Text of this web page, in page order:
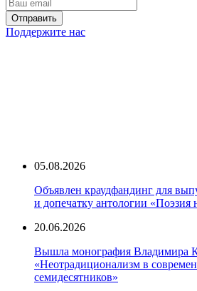
Отправить
Поддержите нас
05.08.2026
Объявлен краудфандинг для
и допечатку антологии «Поэзия
20.06.2026
Вышла монография Владимира
«Неотрадиционализм в
семидесятников»